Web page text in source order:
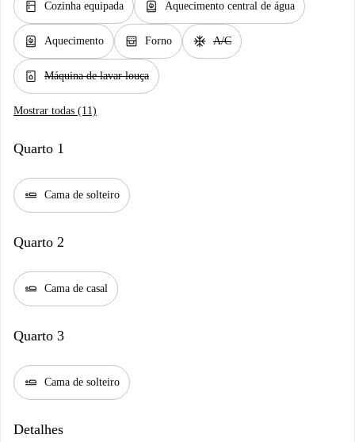
kitchen Cozinha equipada water_heater Aquecimento central de água
water_heater Aquecimento oven_gen Forno ac_unit A/C
dishwasher_gen Máquina de lavar louça
Mostrar todas (11)
Quarto 1
airline_seat_flat Cama de solteiro
Quarto 2
airline_seat_flat Cama de casal
Quarto 3
airline_seat_flat Cama de solteiro
Detalhes